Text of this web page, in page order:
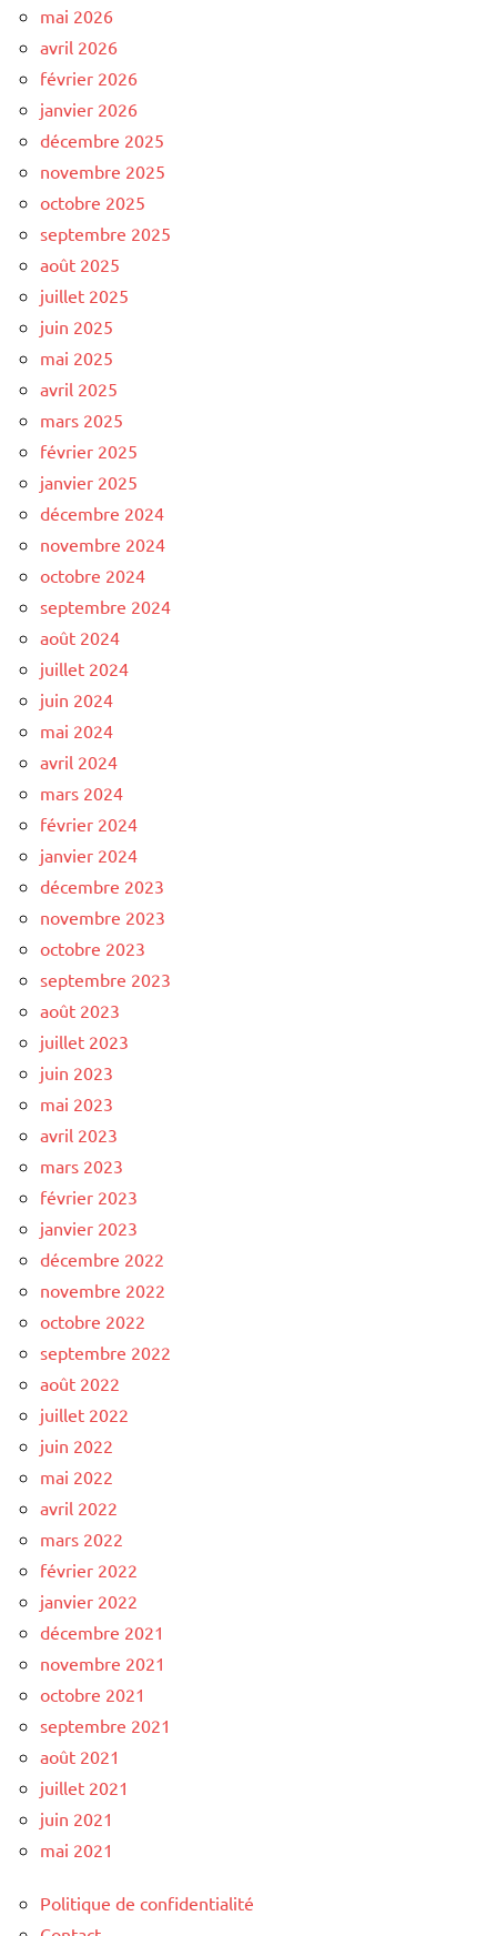
mai 2026
avril 2026
février 2026
janvier 2026
décembre 2025
novembre 2025
octobre 2025
septembre 2025
août 2025
juillet 2025
juin 2025
mai 2025
avril 2025
mars 2025
février 2025
janvier 2025
décembre 2024
novembre 2024
octobre 2024
septembre 2024
août 2024
juillet 2024
juin 2024
mai 2024
avril 2024
mars 2024
février 2024
janvier 2024
décembre 2023
novembre 2023
octobre 2023
septembre 2023
août 2023
juillet 2023
juin 2023
mai 2023
avril 2023
mars 2023
février 2023
janvier 2023
décembre 2022
novembre 2022
octobre 2022
septembre 2022
août 2022
juillet 2022
juin 2022
mai 2022
avril 2022
mars 2022
février 2022
janvier 2022
décembre 2021
novembre 2021
octobre 2021
septembre 2021
août 2021
juillet 2021
juin 2021
mai 2021
Politique de confidentialité